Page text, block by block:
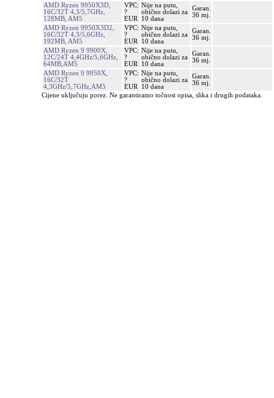
AMD Ryzen 9950X3D,
16C/32T 4,3/5,7GHz,
128MB, AM5
VPC:
?
EUR
Nije na putu,
obično dolazi za
10 dana
Garan.
36 mj.
AMD Ryzen 9950X3D2,
16C/32T 4,3/5,6GHz,
192MB, AM5
VPC:
?
EUR
Nije na putu,
obično dolazi za
10 dana
Garan.
36 mj.
AMD Ryzen 9 9900X,
12C/24T 4,4GHz/5,6GHz,
64MB,AM5
VPC:
?
EUR
Nije na putu,
obično dolazi za
10 dana
Garan.
36 mj.
AMD Ryzen 9 9950X,
16C/32T
4,3GHz/5,7GHz,AM5
VPC:
?
EUR
Nije na putu,
obično dolazi za
10 dana
Garan.
36 mj.
Cijene uključuju porez. Ne garantiramo točnost opisa, slika i drugih podataka.